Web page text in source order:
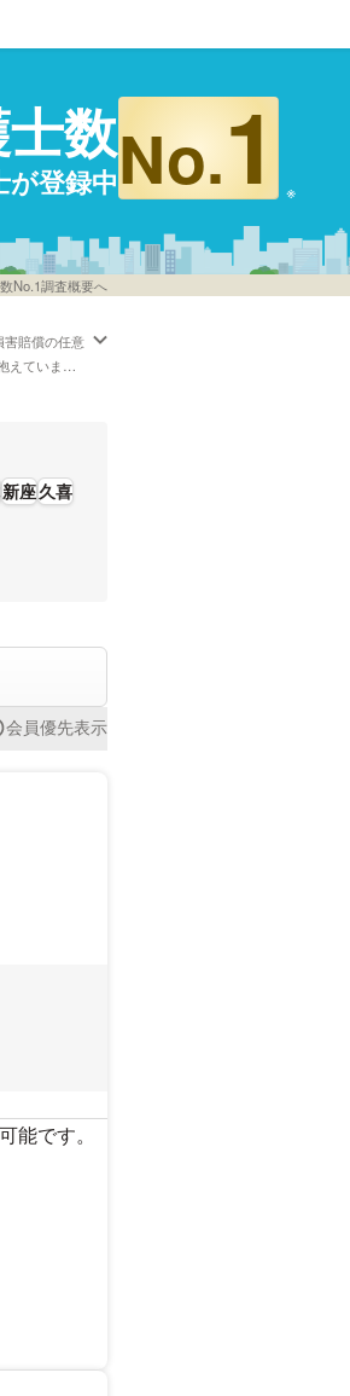
数
が登録中No.1
No.1調査概要へ
害賠償の任意
えていま
々な希望
れど、埼
報酬金額
新座久喜
会員優先表示
です。